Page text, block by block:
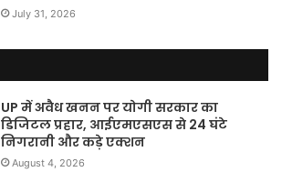
July 31, 2026
UP में अवैध खनन पर योगी सरकार का
डिजिटल प्रहार, आईएमएसएस से 24 घंटे
निगरानी और कड़े एक्शन
August 4, 2026